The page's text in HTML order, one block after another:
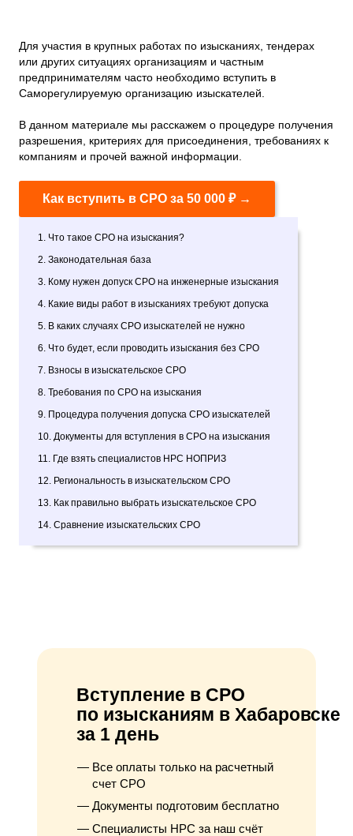
Для участия в крупных работах по изысканиях, тендерах
или других ситуациях организациям и частным
предпринимателям часто необходимо вступить в
Саморегулируемую организацию изыскателей.
В данном материале мы расскажем о процедуре получения
разрешения, критериях для присоединения, требованиях к
компаниям и прочей важной информации.
Как вступить в СРО за 50 000 ₽ →
1. Что такое СРО на изыскания?
2. Законодательная база
3. Кому нужен допуск СРО на инженерные изыскания
4. Какие виды работ в изысканиях требуют допуска
5. В каких случаях СРО изыскателей не нужно
6. Что будет, если проводить изыскания без СРО
7. Взносы в изыскательское СРО
8. Требования по СРО на изыскания
9. Процедура получения допуска СРО изыскателей
10. Документы для вступления в СРО на изыскания
11. Где взять специалистов НРС НОПРИЗ
12. Региональность в изыскательском СРО
13. Как правильно выбрать изыскательское СРО
14. Сравнение изыскательских СРО
Вступление в СРО
по изысканиям в Хабаровске
за 1 день
Все оплаты только на расчетный
счет СРО
Документы подготовим бесплатно
Специалисты НРС за наш счёт